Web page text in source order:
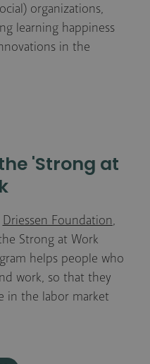
organizations,
learning happiness
in the
'Strong at
Driessen Foundation,
Strong at Work
helps people who
work, so that they
in the labor market